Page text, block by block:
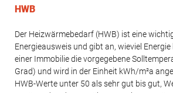
HWB
Der Heizwärmebedarf (HWB) ist eine
Energieausweis und gibt an, wieviel
einer Immobilie die vorgegebene
Grad) und wird in der Einheit kWh/m²a
HWB-Werte unter 50 als sehr gut bis gut,